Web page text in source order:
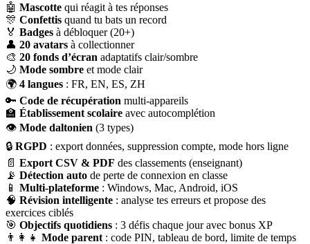
🤖 Mascotte qui réagit à tes réponses
🎊 Confettis quand tu bats un record
🏅 Badges à débloquer (20+)
👤 20 avatars à collectionner
🎨 20 fonds d’écran adaptatifs clair/sombre
🌙 Mode sombre et mode clair
🌍 4 langues : FR, EN, ES, ZH
🔑 Code de récupération multi-appareils
🏫 Établissement scolaire avec autocomplétion
👁 Mode daltonien (3 types)
🔒 RGPD : export données, suppression compte, mode hors ligne
📄 Export CSV & PDF des classements (enseignant)
📡 Détection auto de perte de connexion en classe
📱 Multi-plateforme : Windows, Mac, Android, iOS
🧠 Révision intelligente : analyse tes erreurs et propose des
exercices ciblés
🎯 Objectifs quotidiens : 3 défis chaque jour avec bonus XP
👨‍👩‍👧 Mode parent : code PIN, tableau de bord, limite de temps